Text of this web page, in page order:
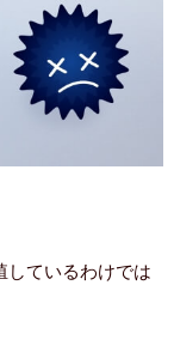
しているわけでは